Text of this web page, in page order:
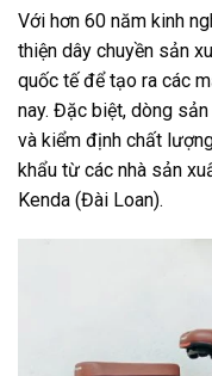
Với hơn 60 năm kinh
thiện dây chuyền sản
quốc tế để tạo ra các
nay. Đặc biệt, dòng
và kiểm định chất
khẩu từ các nhà sản
Kenda (Đài Loan).